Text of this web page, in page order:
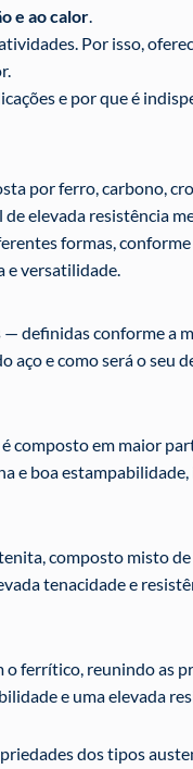
e ao calor.
Por isso,
e por que é
por ferro, carbono,
elevada resistência
formas,
e versatilidade.
— definidas conforme a
aço e como será o seu
composto em maior
e boa
composto misto
tenacidade e
ferrítico, reunindo as
e uma elevada
dos tipos